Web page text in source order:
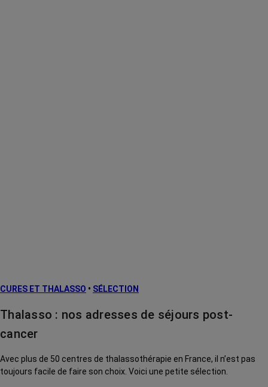
CURES ET THALASSO • SÉLECTION
Thalasso : nos adresses de séjours post-
cancer
Avec plus de 50 centres de thalassothérapie en France, il n’est pas
toujours facile de faire son choix. Voici une petite sélection.